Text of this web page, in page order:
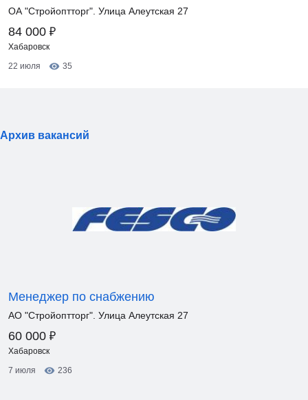
ОА "Стройоптторг". Улица Алеутская 27
84 000 ₽
Хабаровск
22 июля
35
Архив вакансий
Менеджер по снабжению
АО "Стройоптторг". Улица Алеутская 27
60 000 ₽
Хабаровск
7 июля
236